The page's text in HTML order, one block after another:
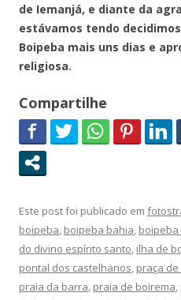
de Iemanjá, e diante da
estávamos tendo
Boipeba mais uns dias e
religiosa.
Compartilhe
Este post foi publicado em
boipeba, boipeba bahia, boipeba
do divino espírito santo, ilha de
pontal dos castelhanos, praça
praia da barra, praia de boirema,